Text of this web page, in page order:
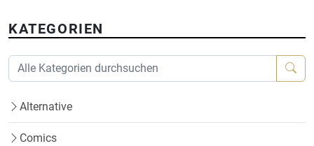
KATEGORIEN
Alternative
Comics